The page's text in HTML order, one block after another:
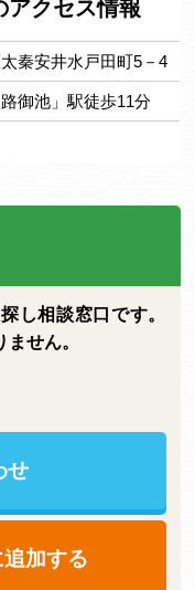
アクセス情報
秦安井水戸田町5－4
御池」駅徒歩11分
相談窓口です。
せん。
せ
加する